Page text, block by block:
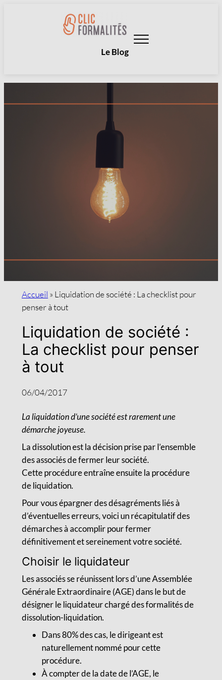
Le Blog
Accueil » Liquidation de société : La checklist pour
penser à tout
Liquidation de société :
La checklist pour penser
à tout
06/04/2017
La liquidation d’une société est rarement une
démarche joyeuse.
La dissolution est la décision prise par l’ensemble
des associés de fermer leur société.
Cette procédure entraîne ensuite la procédure
de liquidation.
Pour vous épargner des désagréments liés à
d’éventuelles erreurs, voici un récapitulatif des
démarches à accomplir pour fermer
définitivement et sereinement votre société.
Choisir le liquidateur
Les associés se réunissent lors d’une Assemblée
Générale Extraordinaire (AGE) dans le but de
désigner le liquidateur chargé des formalités de
dissolution-liquidation.
Dans 80% des cas, le dirigeant est
naturellement nommé pour cette
procédure.
À compter de la date de l’AGE, le